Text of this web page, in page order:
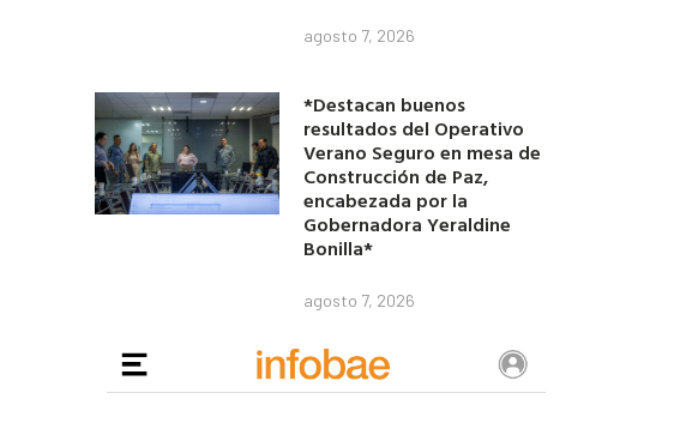
agosto 7, 2026
*Destacan buenos
resultados del Operativo
Verano Seguro en mesa de
Construcción de Paz,
encabezada por la
Gobernadora Yeraldine
Bonilla*
agosto 7, 2026